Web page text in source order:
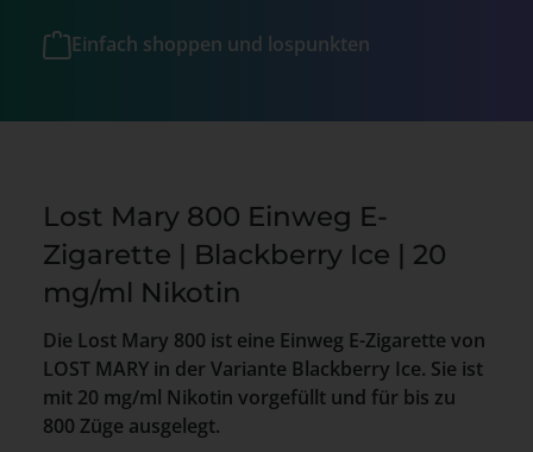
Einfach shoppen und lospunkten
Lost Mary 800 Einweg E-
Zigarette | Blackberry Ice | 20
mg/ml Nikotin
Die Lost Mary 800 ist eine Einweg E-Zigarette von
LOST MARY in der Variante Blackberry Ice. Sie ist
mit 20 mg/ml Nikotin vorgefüllt und für bis zu
800 Züge ausgelegt.